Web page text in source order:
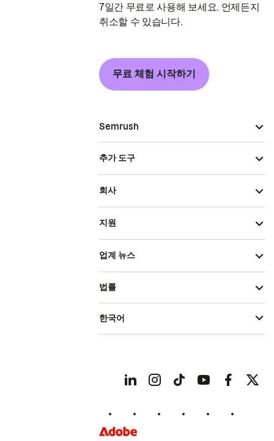
7일간 무료로 사용해 보세요. 언제든지
취소할 수 있습니다.
무료 체험 시작하기
Semrush
추가 도구
회사
지원
업계 뉴스
법률
한국어